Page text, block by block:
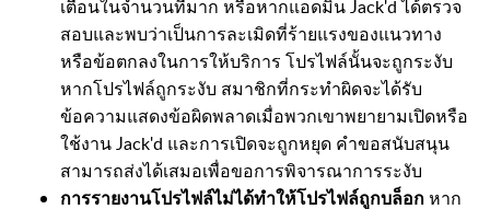
เตือนในจำนวนที่มาก หรือหากแอดมิน Jack'd ได้ตรวจ
สอบและพบว่าเป็นการละเมิดที่ร้ายแรงของแนวทาง
หรือข้อตกลงในการให้บริการ โปรไฟล์นั้นจะถูกระงับ
หากโปรไฟล์ถูกระงับ สมาชิกที่กระทำผิดจะได้รับ
ข้อความแสดงข้อผิดพลาดเมื่อพวกเขาพยายามเปิดหรือ
ใช้งาน Jack'd และการเปิดจะถูกหยุด คำขอสนับสนุน
สามารถส่งได้เสมอเพื่อขอการพิจารณาการระงับ
การรายงานโปรไฟล์ไม่ได้ทำให้โปรไฟล์ถูกบล็อก หาก